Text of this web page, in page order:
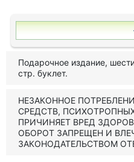
Подарочное издание,
стр. буклет.
НЕЗАКОННОЕ
СРЕДСТВ,
ПРИЧИНЯЕТ ВРЕД
ОБОРОТ ЗАПРЕЩЕН И
ЗАКОНОДАТЕЛЬСТВОМ